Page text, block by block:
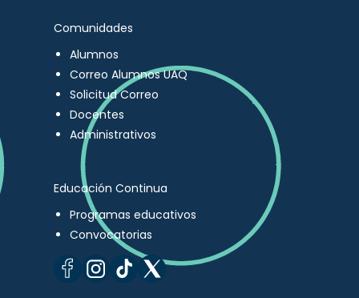
Comunidades
Alumnos
Correo Alumnos UAQ
Solicitud Correo
Docentes
Administrativos
Educación Continua
Programas educativos
Convocatorias